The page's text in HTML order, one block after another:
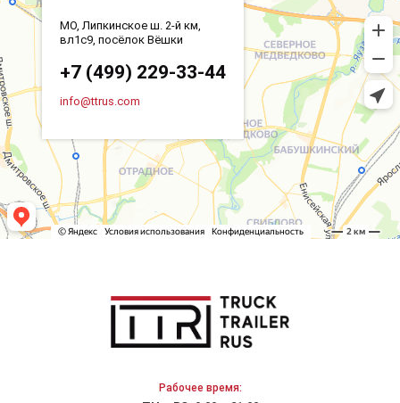
МО, Липкинское ш. 2-й км,
вл1с9, посёлок Вёшки
+7 (499) 229-33-44
info@ttrus.com
Рабочее время: